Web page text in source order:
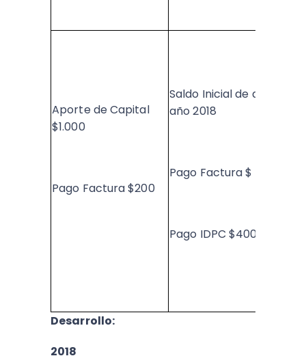
Aporte de Capital
$1.000
Pago Factura $200
Saldo Inicial de acuerdo
año 2018
Pago Factura $ 500
Pago IDPC $400
Desarrollo:
2018